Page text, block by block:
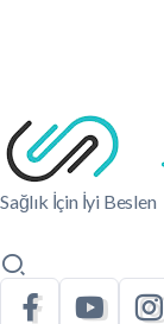
Sağlık İçin İyi Beslen